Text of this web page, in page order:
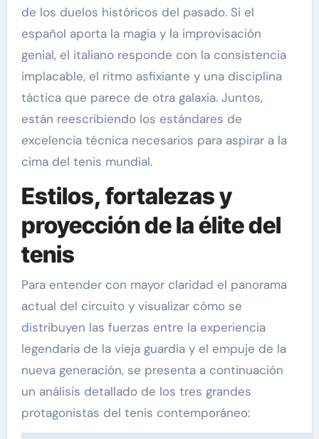
de los duelos históricos del pasado. Si el
español aporta la magia y la improvisación
genial, el italiano responde con la consistencia
implacable, el ritmo asfixiante y una disciplina
táctica que parece de otra galaxia. Juntos,
están reescribiendo los estándares de
excelencia técnica necesarios para aspirar a la
cima del tenis mundial.
Estilos, fortalezas y
proyección de la élite del
tenis
Para entender con mayor claridad el panorama
actual del circuito y visualizar cómo se
distribuyen las fuerzas entre la experiencia
legendaria de la vieja guardia y el empuje de la
nueva generación, se presenta a continuación
un análisis detallado de los tres grandes
protagonistas del tenis contemporáneo: